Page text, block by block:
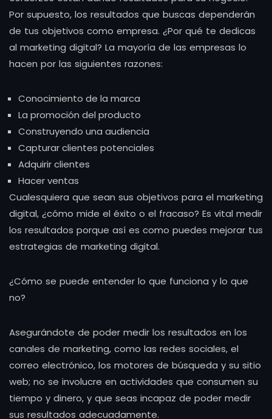
Por supuesto, los resultados que buscas dependerán
de tus objetivos como empresa. ¿Por qué te dedicas
al marketing digital? La mayoría de las empresas lo
hacen por las siguientes razones:
Conocimiento de la marca
La promoción del producto
Construyendo una audiencia
Capturar clientes potenciales
Adquirir clientes
Hacer ventas
Cualesquiera que sean sus objetivos para el marketing
digital, ¿cómo mide el éxito o el fracaso? Es vital medir
los resultados porque así es como puedes mejorar tus
estrategias de marketing digital.
¿Cómo se puede entender lo que funciona y lo que
no?
Asegurándote de poder medir los resultados en los
canales de marketing, como las redes sociales, el
correo electrónico, los motores de búsqueda y su sitio
web; no se involucre en actividades que consumen su
tiempo y dinero, y que seas incapaz de poder medir
sus resultados adecuadamente.